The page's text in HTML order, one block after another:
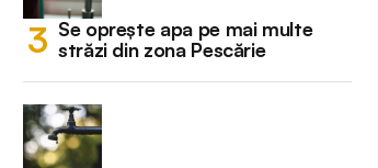
Se oprește apa pe mai multe
străzi din zona Pescărie